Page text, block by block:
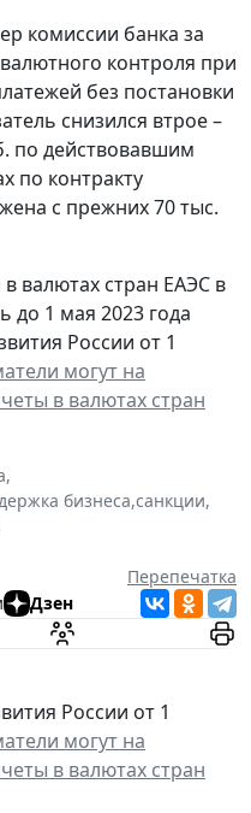
комиссии банка за
контроля при
без постановки
снизился втрое –
по действовавшим
по контракту
с прежних 70 тыс.
валютах стран ЕАЭС в
до 1 мая 2023 года
России от 1
могут на
в валютах стран
,
бизнеса,санкции,
Перепечатка
Дзен
России от 1
могут на
в валютах стран